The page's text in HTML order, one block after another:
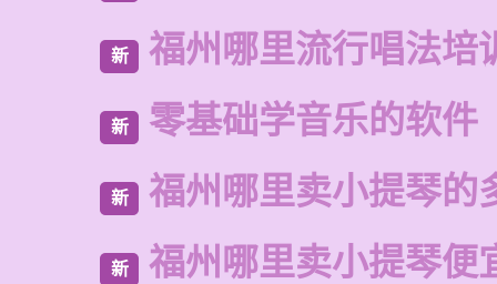
新 福州哪里流行唱法培
新 零基础学音乐的软件
新 福州哪里卖小提琴的
新 福州哪里卖小提琴便